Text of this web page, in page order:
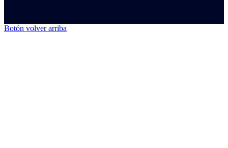
Botón volver arriba